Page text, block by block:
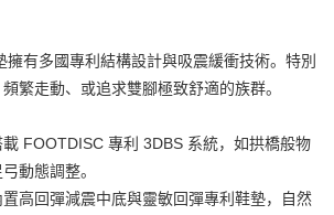
彰化商业银行
台北富邦商业银行
台中商业银行
永丰商业银行
擁有多國專利結構設計與吸震緩衝技術。特別
繁走動、或追求雙腳極致舒適的族群。
FOOTDISC 專利 3DBS 系統，如拱橋般物
動態調整。
高回彈減震中底與靈敏回彈專利鞋墊，自然